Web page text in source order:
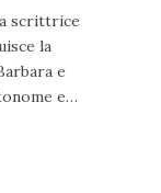
scrittrice
la
e
e…